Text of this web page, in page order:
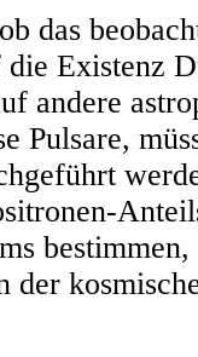
das
die Existenz
andere
Pulsare,